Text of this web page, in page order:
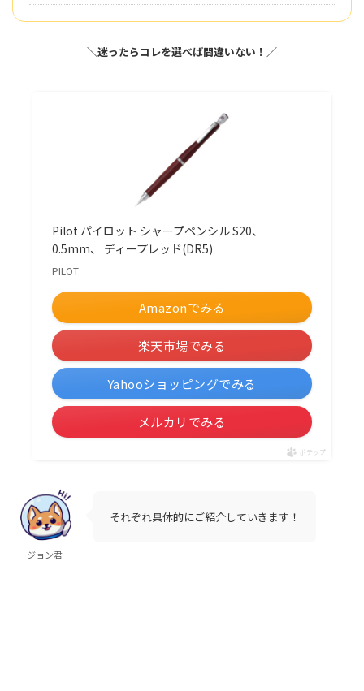
＼迷ったらコレを選べば間違いない！／
Pilot パイロット シャープペンシル S20、
0.5mm、 ディープレッド(DR5)
PILOT
Amazonでみる
楽天市場でみる
Yahooショッピングでみる
メルカリでみる
ポチップ
ジョン君
それぞれ具体的にご紹介していきます！